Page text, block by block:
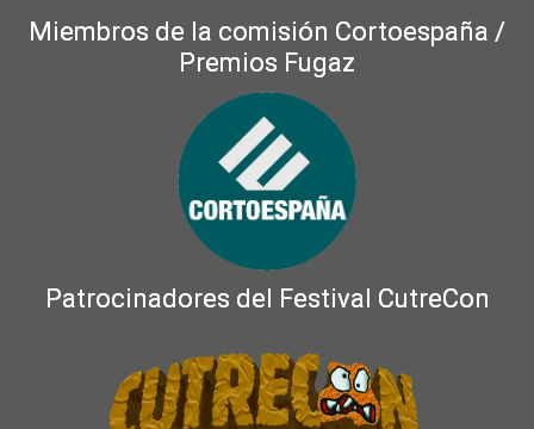
Miembros de la comisión Cortoespaña /
Premios Fugaz
Patrocinadores del Festival CutreCon